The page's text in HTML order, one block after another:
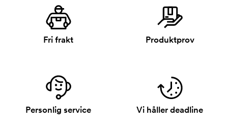
Fri frakt Produktprov
Personlig service Vi håller deadline